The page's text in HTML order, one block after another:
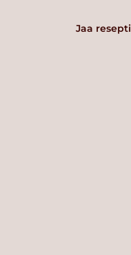
Jaa resepti